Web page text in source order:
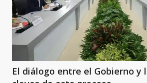
El diálogo entre el Gobierno y